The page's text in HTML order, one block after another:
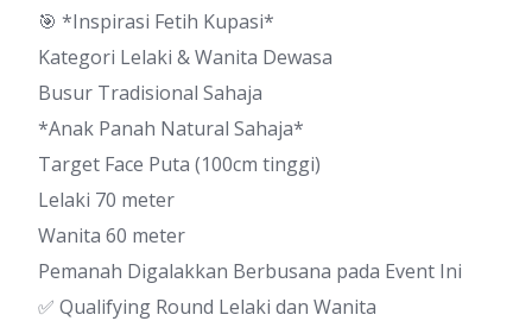
🎯 *Inspirasi Fetih Kupasi*
Kategori Lelaki & Wanita Dewasa
Busur Tradisional Sahaja
*Anak Panah Natural Sahaja*
Target Face Puta (100cm tinggi)
Lelaki 70 meter
Wanita 60 meter
Pemanah Digalakkan Berbusana pada Event Ini
✅ Qualifying Round Lelaki dan Wanita